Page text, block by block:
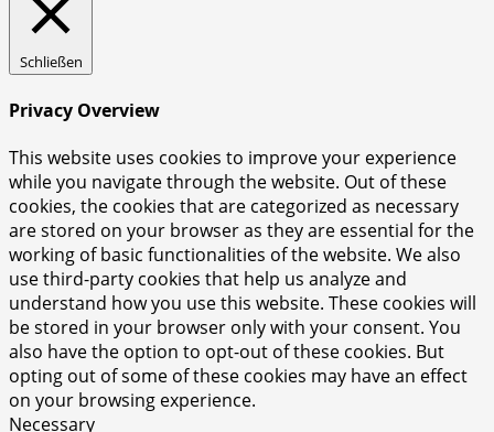
Schließen
Privacy Overview
This website uses cookies to improve your experience
while you navigate through the website. Out of these
cookies, the cookies that are categorized as necessary
are stored on your browser as they are essential for the
working of basic functionalities of the website. We also
use third-party cookies that help us analyze and
understand how you use this website. These cookies will
be stored in your browser only with your consent. You
also have the option to opt-out of these cookies. But
opting out of some of these cookies may have an effect
on your browsing experience.
Necessary